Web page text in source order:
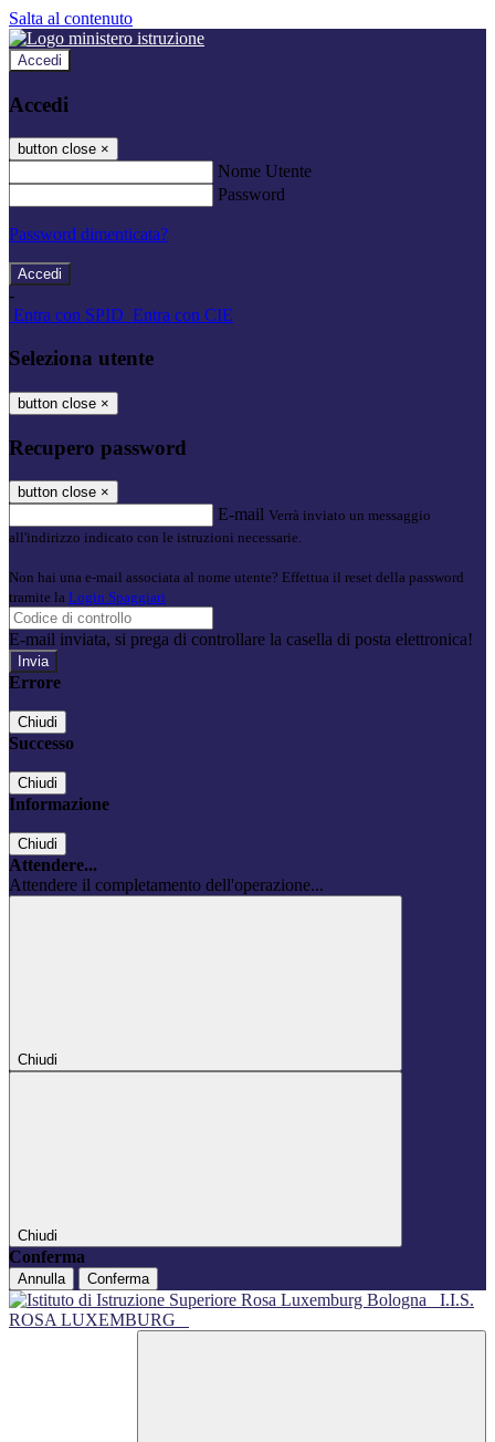
Salta al contenuto
Accedi
Accedi
button close ×
Nome Utente
Password
Password dimenticata?
-
Entra con SPID Entra con CIE
Seleziona utente
button close ×
Recupero password
button close ×
E-mail Verrà inviato un messaggio
all'indirizzo indicato con le istruzioni necessarie.
Non hai una e-mail associata al nome utente? Effettua il reset della password
tramite la Login Spaggiari
E-mail inviata, si prega di controllare la casella di posta elettronica!
Errore
Chiudi
Successo
Chiudi
Informazione
Chiudi
Attendere...
Attendere il completamento dell'operazione...
Chiudi
Chiudi
Conferma
Annulla Conferma
I.I.S.
ROSA LUXEMBURG